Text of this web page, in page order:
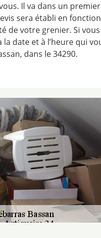
Il va dans un
sera établi en
de votre grenier. Si
date et à l’heure qui
dans le 34290.